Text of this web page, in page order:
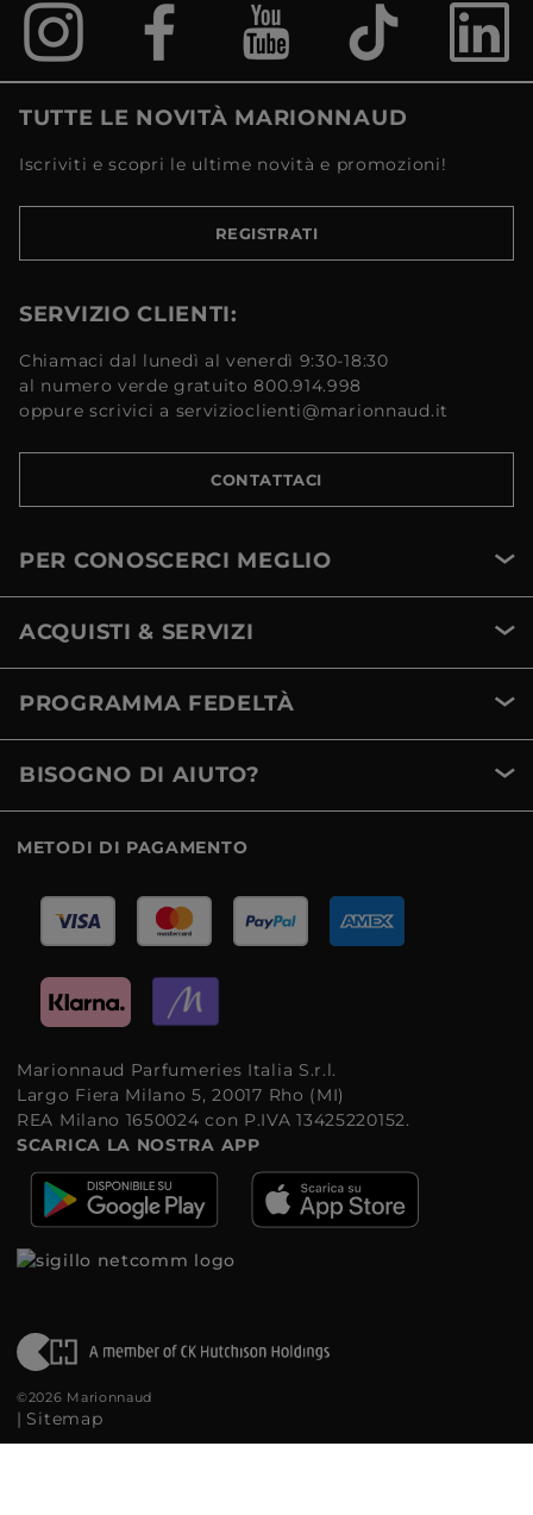
TUTTE LE NOVITÀ MARIONNAUD
Iscriviti e scopri le ultime novità e promozioni!
REGISTRATI
SERVIZIO CLIENTI:
Chiamaci dal lunedì al venerdì 9:30-18:30
al numero verde gratuito 800.914.998
oppure scrivici a servizioclienti@marionnaud.it
CONTATTACI
PER CONOSCERCI MEGLIO
ACQUISTI & SERVIZI
PROGRAMMA FEDELTÀ
BISOGNO DI AIUTO?
METODI DI PAGAMENTO
Marionnaud Parfumeries Italia S.r.l.
Largo Fiera Milano 5, 20017 Rho (MI)
REA Milano 1650024 con P.IVA 13425220152.
SCARICA LA NOSTRA APP
©2026 Marionnaud
| Sitemap